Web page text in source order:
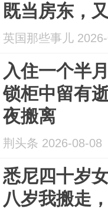
既当房东，
英国那些事儿
入住一个半
锁柜中留有
夜搬离
荆头条 2026-08-08
悉尼四十岁
八岁我搬走